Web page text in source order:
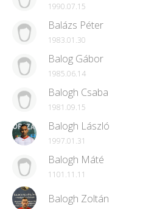
1990.07.15
Balázs Péter
1983.01.30
Balog Gábor
1985.06.14
Balogh Csaba
1981.09.15
Balogh László
1997.01.31
Balogh Máté
1101.11.11
Balogh Zoltán